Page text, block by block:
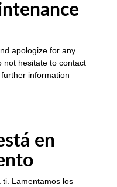
apologize for any
not hesitate to contact
information
en
ti. Lamentamos los